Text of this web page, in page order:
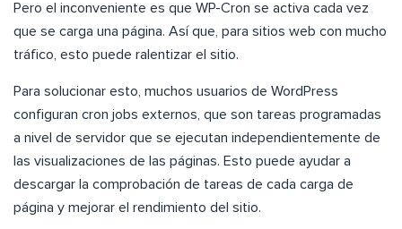
Pero el inconveniente es que WP-Cron se activa cada vez
que se carga una página. Así que, para sitios web con mucho
tráfico, esto puede ralentizar el sitio.
Para solucionar esto, muchos usuarios de WordPress
configuran cron jobs externos, que son tareas programadas
a nivel de servidor que se ejecutan independientemente de
las visualizaciones de las páginas. Esto puede ayudar a
descargar la comprobación de tareas de cada carga de
página y mejorar el rendimiento del sitio.